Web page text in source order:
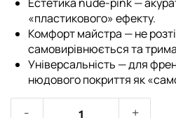
«пластикового» ефекту.
Комфорт майстра — не
самовирівнюється та
Універсальність — для
нюдового покриття як